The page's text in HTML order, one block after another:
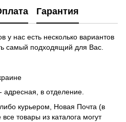
Гарантия
у нас есть несколько вариантов
самый подходящий для Вас.
адресная, в отделение.
курьером, Новая Почта (в
товары из каталога могут